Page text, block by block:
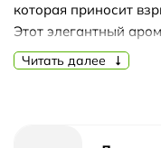
которая приносит
Этот элегантный
мужчины, который
Читать далее